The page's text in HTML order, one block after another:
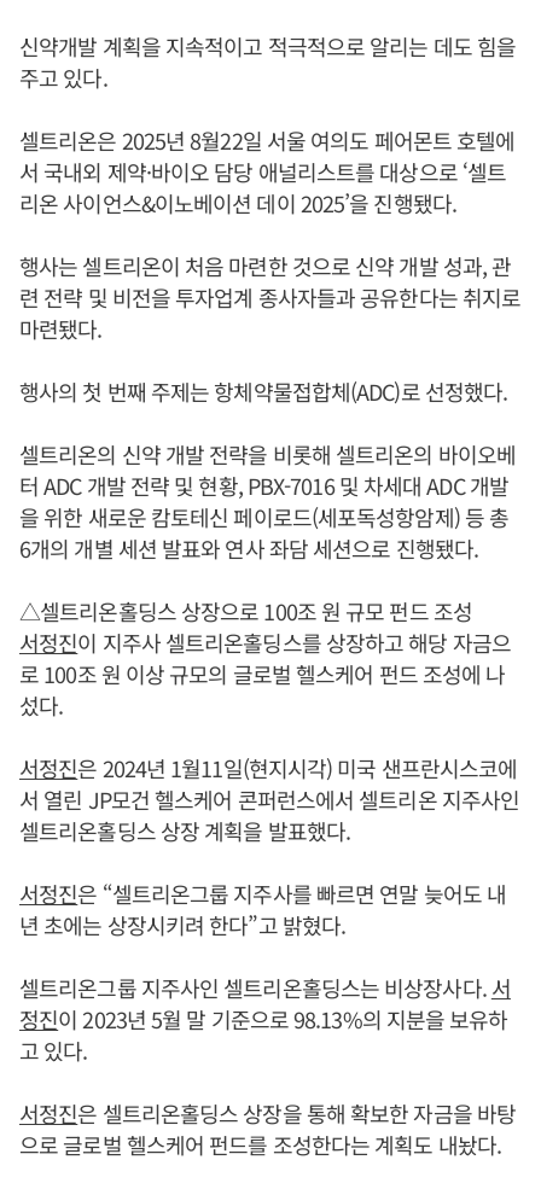
신약개발 계획을 지속적이고 적극적으로 알리는 데도 힘을
주고 있다.
셀트리온은 2025년 8월22일 서울 여의도 페어몬트 호텔에
서 국내외 제약·바이오 담당 애널리스트를 대상으로 ‘셀트
리온 사이언스&이노베이션 데이 2025’을 진행됐다.
행사는 셀트리온이 처음 마련한 것으로 신약 개발 성과, 관
련 전략 및 비전을 투자업계 종사자들과 공유한다는 취지로
마련됐다.
행사의 첫 번째 주제는 항체약물접합체(ADC)로 선정했다.
셀트리온의 신약 개발 전략을 비롯해 셀트리온의 바이오베
터 ADC 개발 전략 및 현황, PBX-7016 및 차세대 ADC 개발
을 위한 새로운 캄토테신 페이로드(세포독성항암제) 등 총
6개의 개별 세션 발표와 연사 좌담 세션으로 진행됐다.
△셀트리온홀딩스 상장으로 100조 원 규모 펀드 조성
서정진이 지주사 셀트리온홀딩스를 상장하고 해당 자금으
로 100조 원 이상 규모의 글로벌 헬스케어 펀드 조성에 나
섰다.
서정진은 2024년 1월11일(현지시각) 미국 샌프란시스코에
서 열린 JP모건 헬스케어 콘퍼런스에서 셀트리온 지주사인
셀트리온홀딩스 상장 계획을 발표했다.
서정진은 “셀트리온그룹 지주사를 빠르면 연말 늦어도 내
년 초에는 상장시키려 한다”고 밝혔다.
셀트리온그룹 지주사인 셀트리온홀딩스는 비상장사다.서
정진이 2023년 5월 말 기준으로 98.13%의 지분을 보유하
고 있다.
서정진은 셀트리온홀딩스 상장을 통해 확보한 자금을 바탕
으로 글로벌 헬스케어 펀드를 조성한다는 계획도 내놨다.